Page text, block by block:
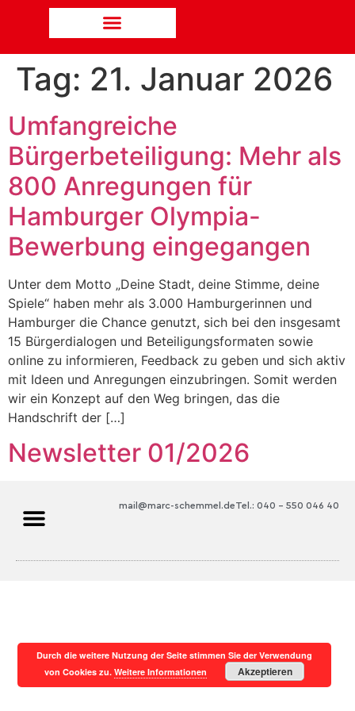
Tag: 21. Januar 2026
Umfangreiche
Bürgerbeteiligung: Mehr als
800 Anregungen für
Hamburger Olympia-
Bewerbung eingegangen
Unter dem Motto „Deine Stadt, deine Stimme, deine
Spiele“ haben mehr als 3.000 Hamburgerinnen und
Hamburger die Chance genutzt, sich bei den insgesamt
15 Bürgerdialogen und Beteiligungsformaten sowie
online zu informieren, Feedback zu geben und sich aktiv
mit Ideen und Anregungen einzubringen. Somit werden
wir ein Konzept auf den Weg bringen, das die
Handschrift der […]
Newsletter 01/2026
Tel.: 040 – 550 046 40
mail@marc-schemmel.de
Durch die weitere Nutzung der Seite stimmen Sie der Verwendung
von Cookies zu.Weitere Informationen Akzeptieren